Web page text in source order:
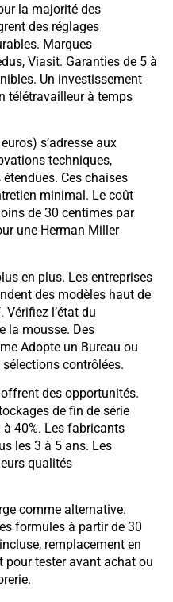
la majorité des
des réglages
Marques
Viasit. Garanties de 5 à
Un investissement
télétravailleur à temps
s’adresse aux
techniques,
Ces chaises
minimal. Le coût
de 30 centimes par
une Herman Miller
en plus. Les entreprises
des modèles haut de
l’état du
la mousse. Des
Adopte un Bureau ou
contrôlées.
des opportunités.
de fin de série
40%. Les fabricants
les 3 à 5 ans. Les
qualités
comme alternative.
formules à partir de 30
remplacement en
pour tester avant achat ou